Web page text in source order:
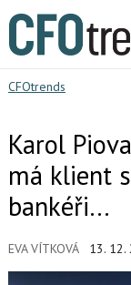
CFOtrends
Karol
má klient
bankéři…
EVA VÍTKOVÁ 13. 12.